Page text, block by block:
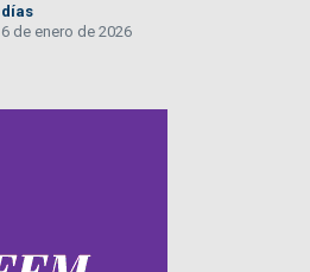
días
6 de enero de 2026